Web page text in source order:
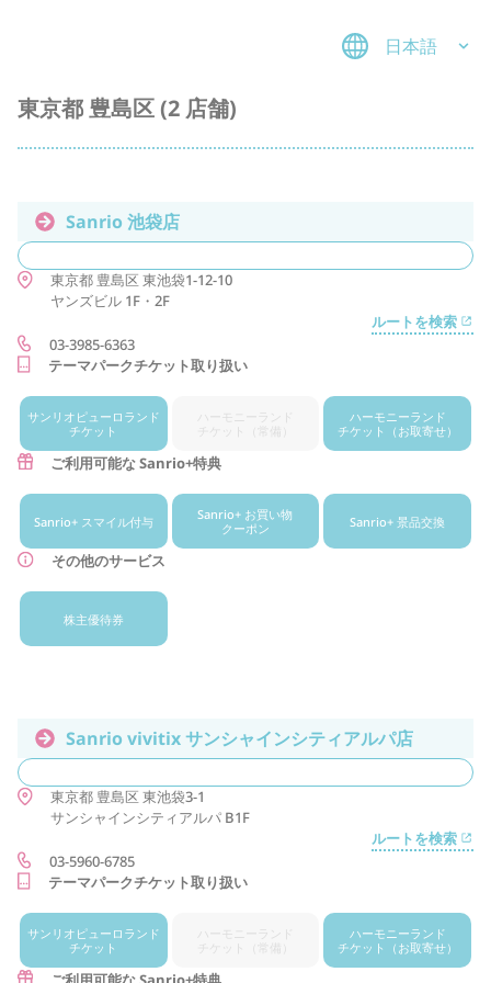
日本語
東京都 豊島区 (2 店舗)
Sanrio 池袋店
東京都 豊島区 東池袋1-12-10
ヤンズビル 1F・2F
ルートを検索
03-3985-6363
テーマパークチケット取り扱い
サンリオ ピューロランド
チケット
ランド
（常備）
ハーモニーランド
チケット
（お取寄せ）
ご利用可能な Sanrio+特典
Sanrio+ スマイル付与
Sanrio+ お買い物
クーポン
Sanrio+ 景品交換
その他のサービス
株主優待券
Sanrio vivitix サンシャインシティアルパ店
東京都 豊島区 東池袋3-1
サンシャインシティアルパ B1F
ルートを検索
03-5960-6785
テーマパークチケット取り扱い
サンリオ ピューロランド
チケット
ランド
（常備）
ハーモニーランド
チケット
（お取寄せ）